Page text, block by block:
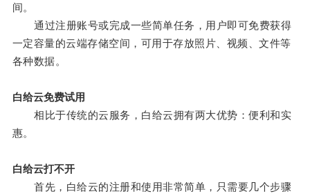
间。
通过注册账号或完成一些简单任务，用户即可免费获得
一定容量的云端存储空间，可用于存放照片、视频、文件等
各种数据。
白给云免费试用
相比于传统的云服务，白给云拥有两大优势：便利和实
惠。
白给云打不开
首先，白给云的注册和使用非常简单，只需要几个步骤